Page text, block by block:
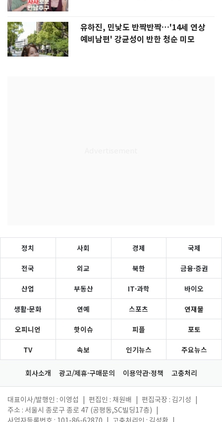
유하진, 민낯도 반짝반짝…'14세 연상
예비남편' 강균성이 반한 청순 미모
정치 사회 경제 국제
전국 외교 북한 금융·증권
산업 부동산 IT·과학 바이오
생활·문화 연예 스포츠 연재물
오피니언 핫이슈 피플 포토
TV 속보 인기뉴스 주요뉴스
회사소개 광고/제휴·구매문의 이용약관·정책 고충처리
대표이사/발행인 : 이영섭 편집인 : 채원배 편집국장 : 김기성
주소 : 서울시 종로구 종로 47 (공평동,SC빌딩17층)